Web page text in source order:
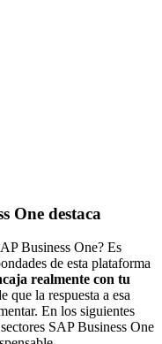
One destaca
Business One? Es
de esta plataforma
realmente con tu
que la respuesta a esa
En los siguientes
SAP Business One